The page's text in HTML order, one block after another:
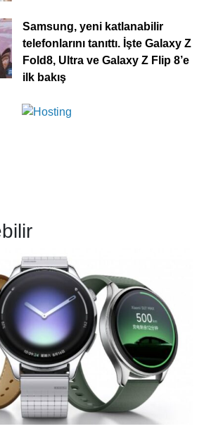
Samsung, yeni katlanabilir
telefonlarını tanıttı. İşte Galaxy Z
Fold8, Ultra ve Galaxy Z Flip 8’e
ilk bakış